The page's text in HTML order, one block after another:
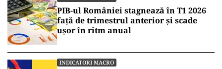
PIB-ul României stagnează în T1 2026
față de trimestrul anterior și scade
ușor în ritm anual
INDICATORI MACRO